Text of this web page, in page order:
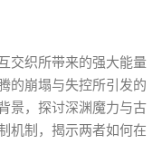
交织所带来的强大能量
的崩塌与失控所引发的
景，探讨深渊魔力与古
机制，揭示两者如何在